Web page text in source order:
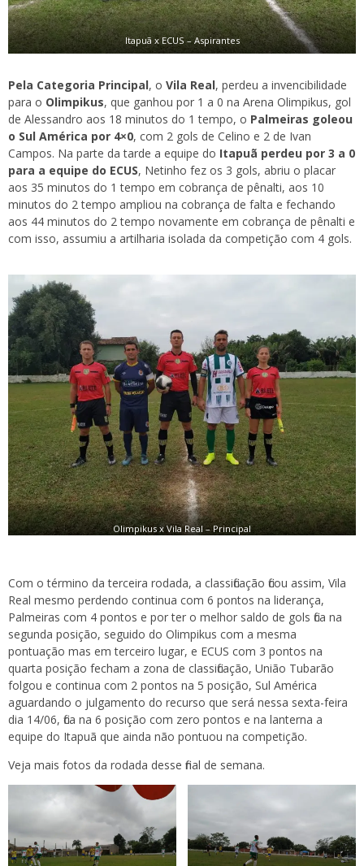
Itapuã x ECUS – Aspirantes
Pela Categoria Principal, o Vila Real, perdeu a invencibilidade
para o Olimpikus, que ganhou por 1 a 0 na Arena Olimpikus, gol
de Alessandro aos 18 minutos do 1 tempo, o Palmeiras goleou
o Sul América por 4×0, com 2 gols de Celino e 2 de Ivan
Campos. Na parte da tarde a equipe do Itapuã perdeu por 3 a 0
para a equipe do ECUS, Netinho fez os 3 gols, abriu o placar
aos 35 minutos do 1 tempo em cobrança de pênalti, aos 10
minutos do 2 tempo ampliou na cobrança de falta e fechando
aos 44 minutos do 2 tempo novamente em cobrança de pênalti e
com isso, assumiu a artilharia isolada da competição com 4 gols.
Olimpikus x Vila Real – Principal
Com o término da terceira rodada, a classificação ficou assim, Vila
Real mesmo perdendo continua com 6 pontos na liderança,
Palmeiras com 4 pontos e por ter o melhor saldo de gols fica na
segunda posição, seguido do Olimpikus com a mesma
pontuação mas em terceiro lugar, e ECUS com 3 pontos na
quarta posição fecham a zona de classificação, União Tubarão
folgou e continua com 2 pontos na 5 posição, Sul América
aguardando o julgamento do recurso que será nessa sexta-feira
dia 14/06, fica na 6 posição com zero pontos e na lanterna a
equipe do Itapuã que ainda não pontuou na competição.
Veja mais fotos da rodada desse final de semana.